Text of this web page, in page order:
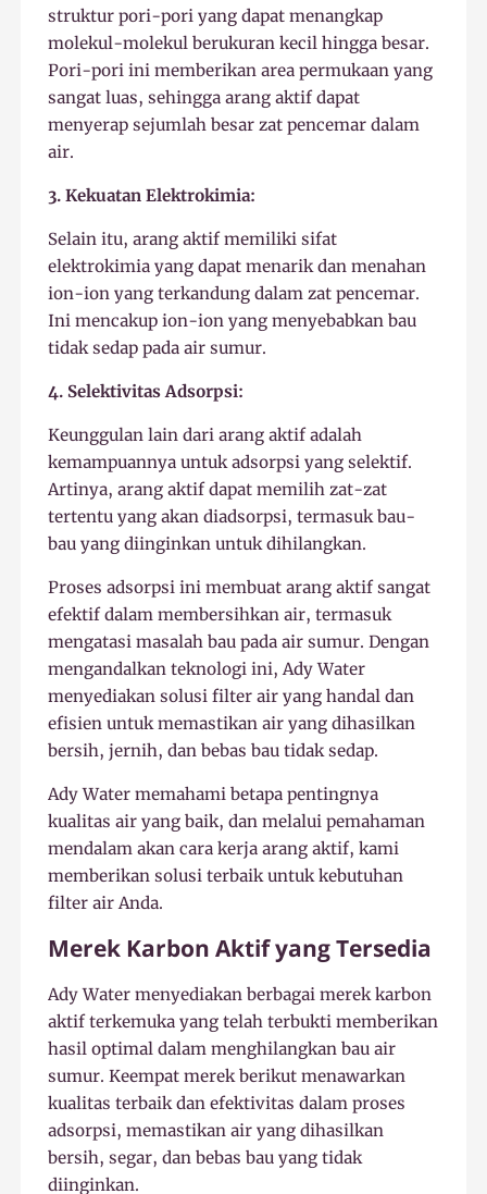
struktur pori-pori yang dapat menangkap
molekul-molekul berukuran kecil hingga besar.
Pori-pori ini memberikan area permukaan yang
sangat luas, sehingga arang aktif dapat
menyerap sejumlah besar zat pencemar dalam
air.
3. Kekuatan Elektrokimia:
Selain itu, arang aktif memiliki sifat
elektrokimia yang dapat menarik dan menahan
ion-ion yang terkandung dalam zat pencemar.
Ini mencakup ion-ion yang menyebabkan bau
tidak sedap pada air sumur.
4. Selektivitas Adsorpsi:
Keunggulan lain dari arang aktif adalah
kemampuannya untuk adsorpsi yang selektif.
Artinya, arang aktif dapat memilih zat-zat
tertentu yang akan diadsorpsi, termasuk bau-
bau yang diinginkan untuk dihilangkan.
Proses adsorpsi ini membuat arang aktif sangat
efektif dalam membersihkan air, termasuk
mengatasi masalah bau pada air sumur. Dengan
mengandalkan teknologi ini, Ady Water
menyediakan solusi filter air yang handal dan
efisien untuk memastikan air yang dihasilkan
bersih, jernih, dan bebas bau tidak sedap.
Ady Water memahami betapa pentingnya
kualitas air yang baik, dan melalui pemahaman
mendalam akan cara kerja arang aktif, kami
memberikan solusi terbaik untuk kebutuhan
filter air Anda.
Merek Karbon Aktif yang Tersedia
Ady Water menyediakan berbagai merek karbon
aktif terkemuka yang telah terbukti memberikan
hasil optimal dalam menghilangkan bau air
sumur. Keempat merek berikut menawarkan
kualitas terbaik dan efektivitas dalam proses
adsorpsi, memastikan air yang dihasilkan
bersih, segar, dan bebas bau yang tidak
diinginkan.